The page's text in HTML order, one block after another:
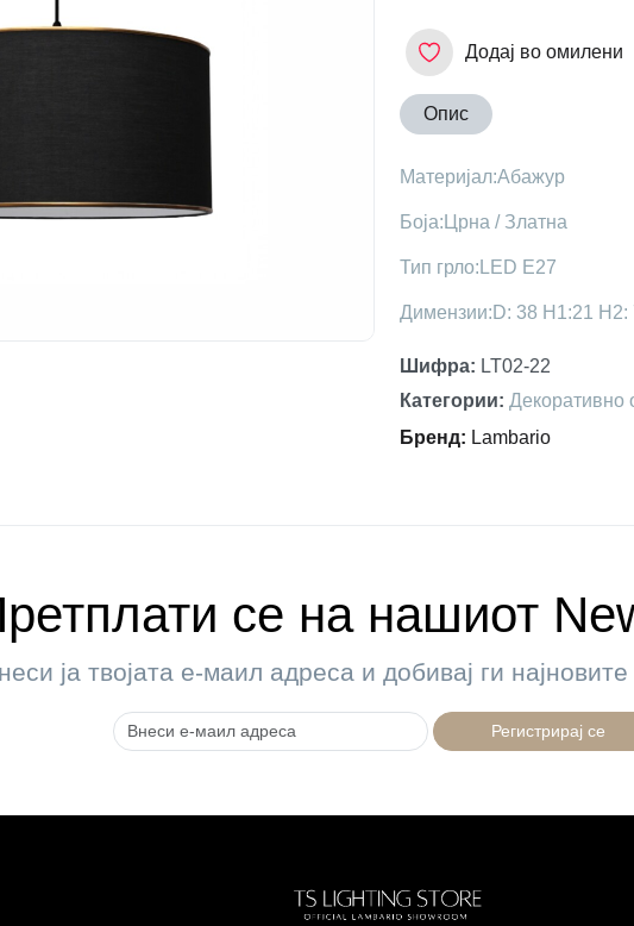
Додај во омилени
Опис
Материјал:Абажур
Боја:Црна / Златна
Тип грло:LED E27
Димензии:D: 38 H1:21 H2:
Шифра: LT02-22
Категории: Декоративно
Бренд: Lambario
се на нашиот
ја твојата е-маил адреса и добивај ги
Регистрирај се